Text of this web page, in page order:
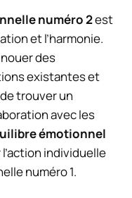
numéro 2est
et l’harmonie.
des
existantes et
trouver un
avec les
émotionnel
individuelle
numéro 1.